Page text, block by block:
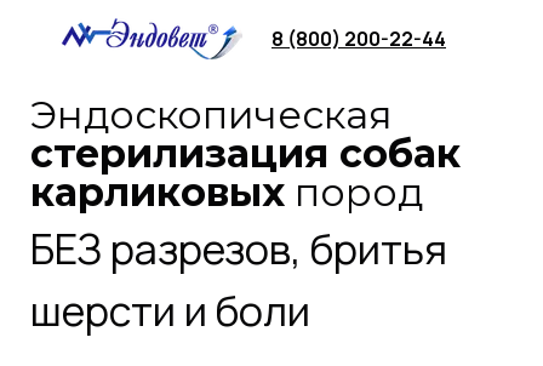
8 (800) 200-22-44
Эндоскопическая
стерилизация собак
карликовых пород
БЕЗ разрезов, бритья
шерсти и боли